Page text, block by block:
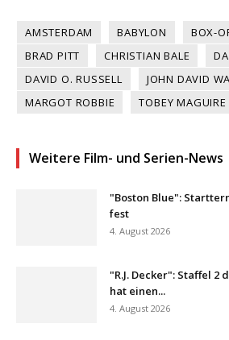
AMSTERDAM BABYLON
BOX-
BRAD PITT
CHRISTIAN BALE
DAVID O. RUSSELL
JOHN DAVID
MARGOT ROBBIE
TOBEY MAGUIRE
Weitere Film- und Serien-News
"Boston Blue":
fest
4. August 2026
"R.J. Decker": Staffel 2
hat einen...
4. August 2026